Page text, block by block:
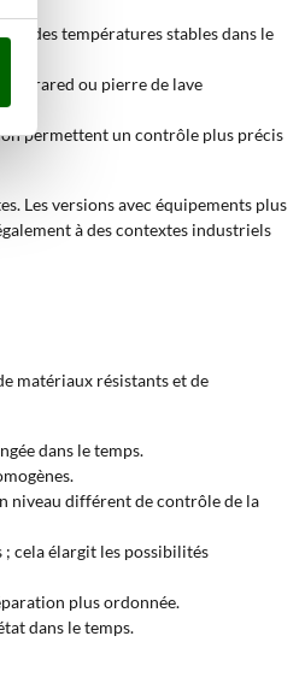
des températures stables dans le
Infrared ou pierre de lave
permettent un contrôle plus précis
Les versions avec équipements plus
à des contextes industriels
matériaux résistants et de
dans le temps.
niveau différent de contrôle de la
; cela élargit les possibilités
plus ordonnée.
dans le temps.